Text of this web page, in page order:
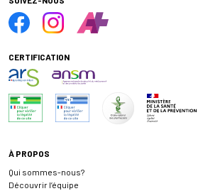
CERTIFICATION
À PROPOS
Qui sommes-nous?
Découvrir l’équipe